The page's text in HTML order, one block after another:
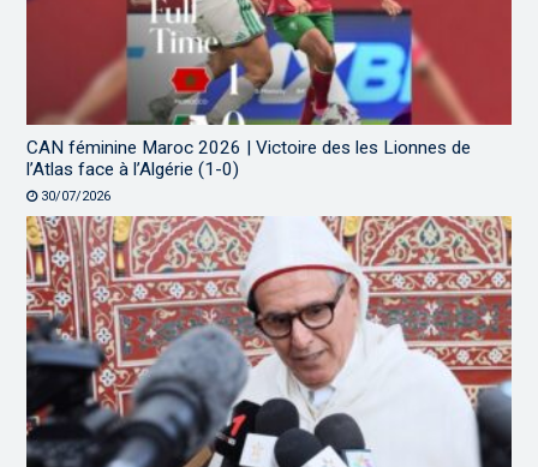
CAN féminine Maroc 2026 | Victoire des les Lionnes de
l’Atlas face à l’Algérie (1-0)
30/07/2026